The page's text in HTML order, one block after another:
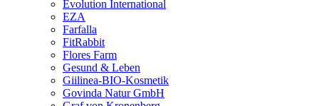
Evolution International
EZA
Farfalla
FitRabbit
Flores Farm
Gesund & Leben
Giilinea-BIO-Kosmetik
Govinda Natur GmbH